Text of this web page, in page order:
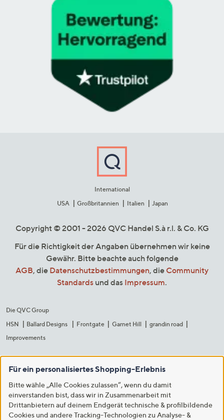
International
USA
Großbritannien Italien Japan
Copyright © 2001 - 2026 QVC Handel S.à r.l. & Co. KG
Für die Richtigkeit der Angaben übernehmen wir keine
Gewähr. Bitte beachte auch folgende
AGB, die Datenschutzbestimmungen, die Community
Standards und das Impressum.
Die QVC Group
HSN
Ballard Designs Frontgate Garnet Hill
grandin road
Improvements
Für ein personalisiertes Shopping-Erlebnis
Bitte wähle „Alle Cookies zulassen“, wenn du damit
einverstanden bist, dass wir in Zusammenarbeit mit
Drittanbietern auf deinem Endgerät technische & profilbildende
Cookies und andere Tracking-Technologien zu Analyse- &